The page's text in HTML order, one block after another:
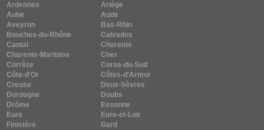
Ardennes
Ariège
Aube
Aude
Aveyron
Bas-Rhin
Bouches-du-Rhône
Calvados
Cantal
Charente
Charente-Maritime
Cher
Corrèze
Corse-du-Sud
Côte-d'Or
Côtes-d'Armor
Creuse
Deux-Sèvres
Dordogne
Doubs
Drôme
Essonne
Eure
Eure-et-Loir
Finistère
Gard